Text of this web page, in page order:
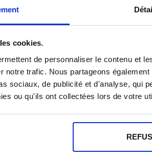
cookies.
de personnaliser le contenu et
notre trafic. Nous partageons
sociaux, de publicité et d'analyse, qui
ou qu'ils ont collectées lors de votre